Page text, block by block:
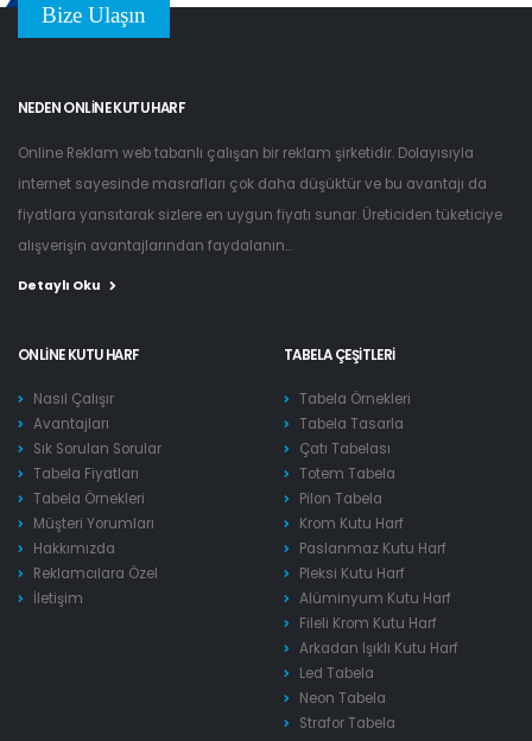
Bize Ulaşın
NEDEN ONLINE KUTU HARF
Online Reklam web tabanlı çalışan bir reklam şirketidir. Dolayısıyla
internet sayesinde masrafları çok daha düşüktür ve bu avantajı da
fiyatlara yansıtarak sizlere en uygun fiyatı sunar. Üreticiden tüketiciye
alışverişin avantajlarından faydalanın...
Detaylı Oku
ONLINE KUTU HARF
Nasıl Çalışır
Avantajları
Sık Sorulan Sorular
Tabela Fiyatları
Tabela Örnekleri
Müşteri Yorumları
Hakkımızda
Reklamcılara Özel
İletişim
TABELA ÇEŞITLERI
Tabela Örnekleri
Tabela Tasarla
Çatı Tabelası
Totem Tabela
Pilon Tabela
Krom Kutu Harf
Paslanmaz Kutu Harf
Pleksi Kutu Harf
Alüminyum Kutu Harf
Fileli Krom Kutu Harf
Arkadan Işıklı Kutu Harf
Led Tabela
Neon Tabela
Strafor Tabela